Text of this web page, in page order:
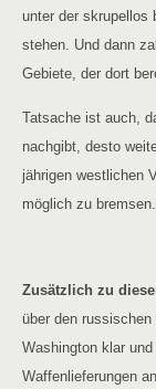
unter der skrupellos
stehen. Und dann
Gebiete, der dort
Tatsache ist auch,
nachgibt, desto
jährigen westlichen
möglich zu
Zusätzlich zu
über den
Washington klar
Waffenlieferungen